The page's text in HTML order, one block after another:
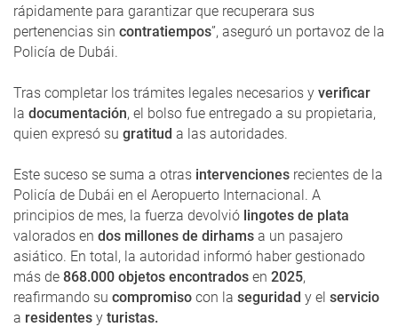
rápidamente para garantizar que recuperara sus
pertenencias sin contratiempos”, aseguró un portavoz de la
Policía de Dubái.
Tras completar los trámites legales necesarios y verificar
la documentación, el bolso fue entregado a su propietaria,
quien expresó su gratitud a las autoridades.
Este suceso se suma a otras intervenciones recientes de la
Policía de Dubái en el Aeropuerto Internacional. A
principios de mes, la fuerza devolvió lingotes de plata
valorados en dos millones de dirhams a un pasajero
asiático. En total, la autoridad informó haber gestionado
más de 868.000 objetos encontrados en 2025,
reafirmando su compromiso con la seguridad y el servicio
a residentes y turistas.